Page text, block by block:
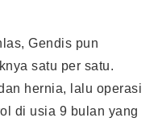
Gendis pun
satu per satu.
hernia, lalu operasi
di usia 9 bulan yang